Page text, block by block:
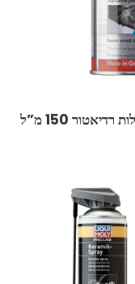
רדיאטור 150 מ”ל